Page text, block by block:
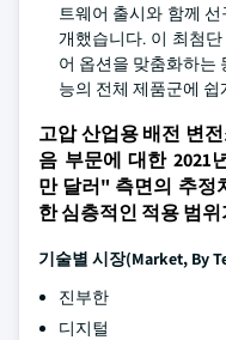
트웨어 출시와 함께
개했습니다. 이 최첨
어 옵션을 맞춤화하는
능의 전체 제품군에
고압 산업용 배전 변
음 부문에 대한 2021
만 달러" 측면의 추정
한 심층적인 적용 범
기술별 시장(Market, By
진부한
디지털